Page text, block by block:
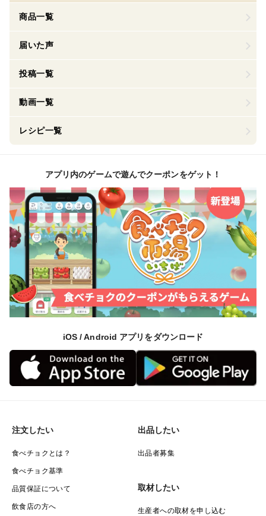
商品一覧
届いた声
投稿一覧
動画一覧
レシピ一覧
アプリ内のゲームで遊んでクーポンをゲット！
iOS / Android アプリをダウンロード
注文したい
食べチョクとは？
食べチョク基準
品質保証について
飲食店の方へ
出品したい
出品者募集
取材したい
生産者への取材を申し込む